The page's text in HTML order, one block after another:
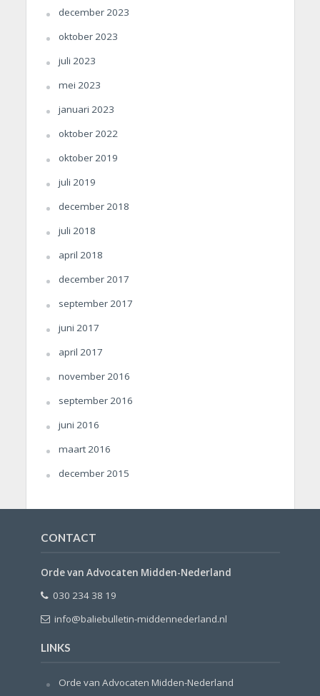
december 2023
oktober 2023
juli 2023
mei 2023
januari 2023
oktober 2022
oktober 2019
juli 2019
december 2018
juli 2018
april 2018
december 2017
september 2017
juni 2017
april 2017
november 2016
september 2016
juni 2016
maart 2016
december 2015
CONTACT
Orde van Advocaten Midden-Nederland
030 234 38 19
info@baliebulletin-middennederland.nl
LINKS
Orde van Advocaten Midden-Nederland